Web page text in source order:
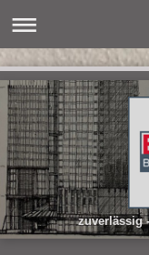
zuverlässig